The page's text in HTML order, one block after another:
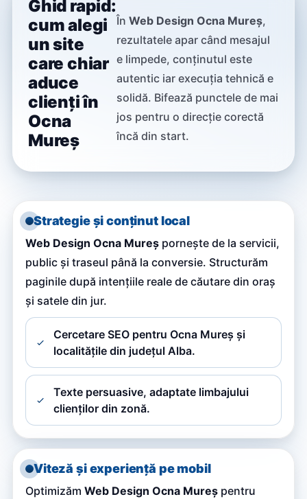
Ghid rapid:
cum alegi
un site
care chiar
aduce
clienți în
Ocna
Mureș
ÎnWeb Design Ocna Mureș,
rezultatele apar când mesajul
e limpede, conținutul este
autentic iar execuția tehnică e
solidă. Bifează punctele de mai
jos pentru o direcție corectă
încă din start.
Strategie și conținut local
Web Design Ocna Mureș pornește de la servicii,
public și traseul până la conversie. Structurăm
paginile după intențiile reale de căutare din oraș
și satele din jur.
Cercetare SEO pentru Ocna Mureș și
localitățile din județul Alba.
Texte persuasive, adaptate limbajului
clienților din zonă.
Viteză și experiență pe mobil
Optimizăm Web Design Ocna Mureș pentru